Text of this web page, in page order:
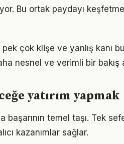
Bu ortak paydayı
çok klişe ve yanlış kanı
nesnel ve verimli bir bakış
yatırım yapmak
başarının temel taşı. Tek
kazanımlar sağlar.